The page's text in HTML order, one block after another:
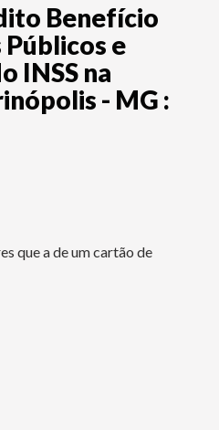
Benefício
e
INSS na
- MG :
que a de um cartão de